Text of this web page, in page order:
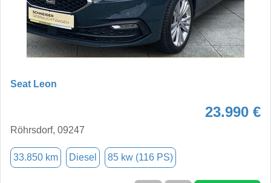
Seat Leon
23.990 €
Röhrsdorf, 09247
33.850 km Diesel 85 kw (116 PS)